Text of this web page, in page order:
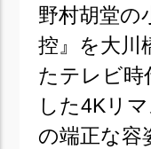
野村胡堂の
控』を大川
たテレビ時
した4Kリ
の端正な容